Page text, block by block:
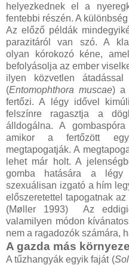
helyezkednek el a
fentebbi részén. A
Az előző példák
parazitáról van szó. A
olyan kórokozó kéne,
befolyásolja az ember
ilyen közvetlen
(Entomophthora muscae) a
fertőzi. A légy idővel
felszínre ragasztja a
álldogálna. A
amikor a fertőzött
megtapogatják. A
lehet már holt. A
gomba hatására a légy
szexuálisan izgató a hím
előszeretettel tapogatnak
(Møller 1993) Az
valamilyen módon
nem a ragadozók számára,
A gazda más
A tűzhangyák egyik faját (